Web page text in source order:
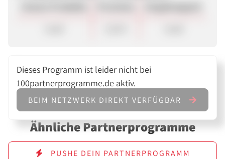
Dieses Programm ist leider nicht bei
100partnerprogramme.de aktiv.
BEIM NETZWERK DIREKT VERFÜGBAR
Ähnliche Partnerprogramme
PUSHE DEIN PARTNERPROGRAMM